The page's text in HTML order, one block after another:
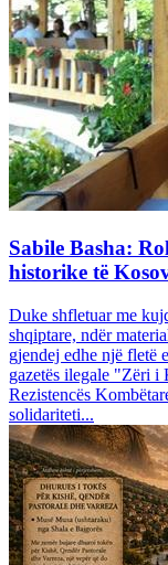
Sabile Basha:
historike të
Duke shfletuar me
shqiptare, ndër
gjendej edhe një fletë
gazetës ilegale "Zëri
Rezistencës
solidariteti...